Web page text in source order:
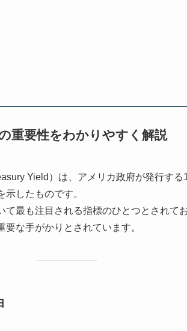
重要性をわかりやすく解説
Yield）は、アメリカ政府が発行す
したものです。
て最も注目される指標のひとつとされて
な手がかりとされています。